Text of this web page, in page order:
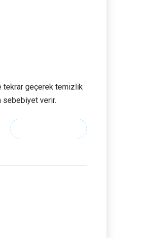
tekrar geçerek temizlik
sebebiyet verir.